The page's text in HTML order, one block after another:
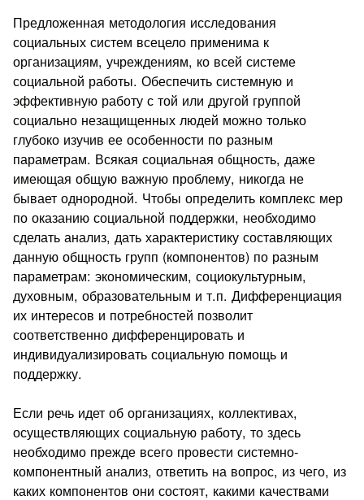
Предложенная методология исследования
социальных систем всецело применима к
организациям, учреждениям, ко всей системе
социальной работы. Обеспечить системную и
эффективную работу с той или другой группой
социально незащищенных людей можно только
глубоко изучив ее особенности по разным
параметрам. Всякая социальная общность, даже
имеющая общую важную проблему, никогда не
бывает однородной. Чтобы определить комплекс мер
по оказанию социальной поддержки, необходимо
сделать анализ, дать характеристику составляющих
данную общность групп (компонентов) по разным
параметрам: экономическим, социокультурным,
духовным, образовательным и т.п. Дифференциация
их интересов и потребностей позволит
соответственно дифференцировать и
индивидуализировать социальную помощь и
поддержку.
Если речь идет об организациях, коллективах,
осуществляющих социальную работу, то здесь
необходимо прежде всего провести системно-
компонентный анализ, ответить на вопрос, из чего, из
каких компонентов они состоят, какими качествами